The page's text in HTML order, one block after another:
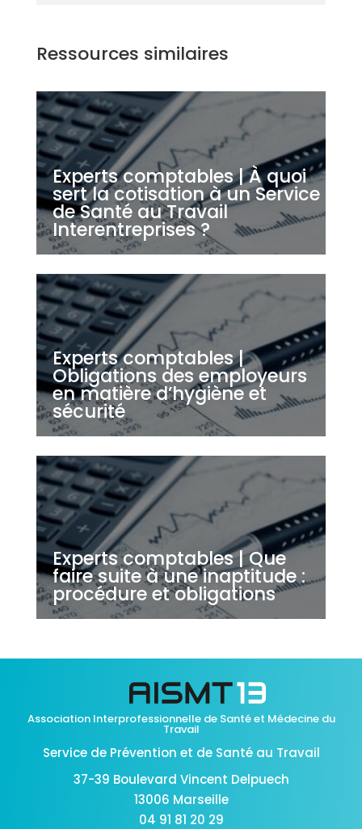
Ressources similaires
Experts comptables | À quoi
sert la cotisation à un Service
de Santé au Travail
Interentreprises ?
Experts comptables |
Obligations des employeurs
en matière d’hygiène et
sécurité
Experts comptables | Que
faire suite à une inaptitude :
procédure et obligations
Association Interprofessionnelle de Santé et Médecine du
Travail
Service de Prévention et de Santé au Travail
37-39 Boulevard Vincent Delpuech
13006 Marseille
04 91 81 20 29